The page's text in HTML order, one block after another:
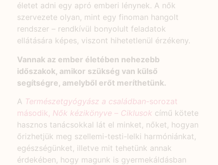
életet adni egy apró emberi lénynek. A nők
szervezete olyan, mint egy finoman hangolt
rendszer – rendkívül bonyolult feladatok
ellátására képes, viszont hihetetlenül érzékeny.
Vannak az ember életében nehezebb
időszakok, amikor szükség van külső
segítségre, amelyből erőt meríthetünk.
A Természetgyógyász a családban-sorozat
második, Nők kézikönyve – Ciklusok című kötete
hasznos tanácsokkal lát el minket, nőket, hogyan
őrizhetjük meg szellemi-testi-lelki harmóniánkat,
egészségünket, illetve mit tehetünk annak
érdekében, hogy magunk is gyermekáldásban